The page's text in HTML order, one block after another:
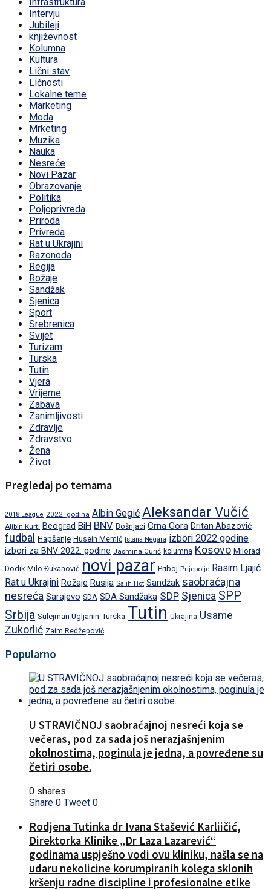
Intervju
Jubileji
književnost
Kolumna
Kultura
Lični stav
Ličnosti
Lokalne teme
Marketing
Moda
Mrketing
Muzika
Nauka
Nesreće
Novi Pazar
Obrazovanje
Politika
Poljoprivreda
Priroda
Privreda
Rat u Ukrajini
Razonoda
Regija
Rožaje
Sandžak
Sjenica
Sport
Srebrenica
Svijet
Turizam
Turska
Tutin
Vjera
Vrijeme
Zabava
Zanimljivosti
Zdravlje
Zdravstvo
Žena
Život
Pregledaj po temama
2018 League 2022. godina Albin Gegić Aleksandar Vučić
Aljbin Kurti Beograd BiH BNV Bošnjaci Crna Gora Dritan Abazović
fudbal Hapšenje Husein Memić Istana Negara izbori 2022.godine
izbori za BNV 2022. godine Jasmina Curić kolumna Kosovo Milorad
Dodik Milo Đukanović novi pazar Priboj Prijepolje Rasim Ljajić
Rat u Ukrajini Rožaje Rusija Salih Hot Sandžak saobraćajna
nesreća Sarajevo SDA SDA Sandžaka SDP Sjenica SPP
Srbija Sulejman Ugljanin Turska Tutin Ukrajina Usame
Zukorlić Zaim Redžepović
Popularno
U STRAVIČNOJ saobraćajnoj nesreći koja se
večeras, pod za sada još nerazjašnjenim
okolnostima, poginula je jedna, a povređene su
četiri osobe.
0 shares
Share 0 Tweet 0
Rodjena Tutinka dr Ivana Stašević Karliičić,
Direktorka Klinike „Dr Laza Lazarević“
godinama uspješno vodi ovu kliniku, našla se na
udaru nekolicine korumpiranih kolega sklonih
kršenju radne discipline i profesionalne etike